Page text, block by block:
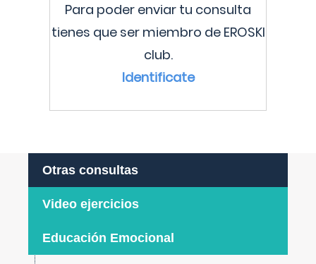
Para poder enviar tu consulta
tienes que ser miembro de EROSKI
club.
Identificate
Otras consultas
Video ejercicios
Educación Emocional